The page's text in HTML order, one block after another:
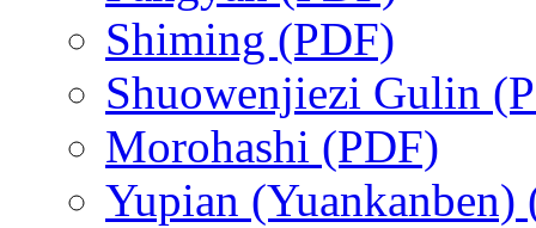
Shiming (PDF)
Shuowenjiezi Gulin
Morohashi (PDF)
Yupian (Yuankanben)